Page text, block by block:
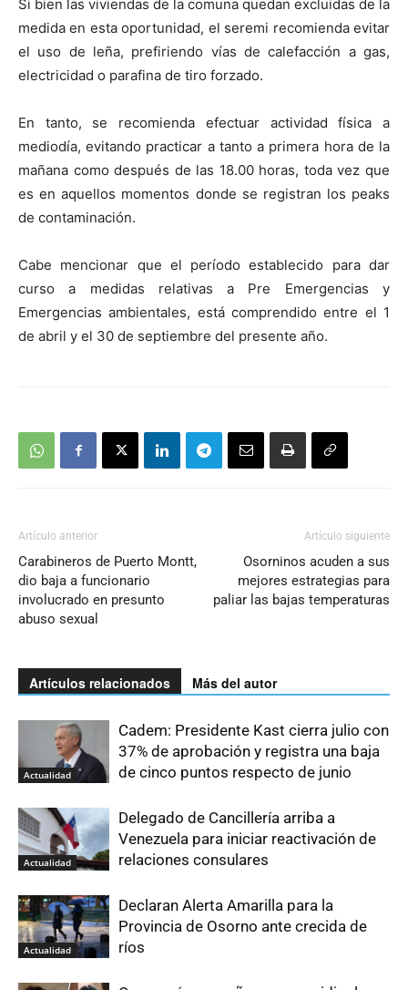
Si bien las viviendas de la comuna quedan excluidas de la
medida en esta oportunidad, el seremi recomienda evitar
el uso de leña, prefiriendo vías de calefacción a gas,
electricidad o parafina de tiro forzado.
En tanto, se recomienda efectuar actividad física a
mediodía, evitando practicar a tanto a primera hora de la
mañana como después de las 18.00 horas, toda vez que
es en aquellos momentos donde se registran los peaks
de contaminación.
Cabe mencionar que el período establecido para dar
curso a medidas relativas a Pre Emergencias y
Emergencias ambientales, está comprendido entre el 1
de abril y el 30 de septiembre del presente año.
Artículo anterior
Carabineros de Puerto Montt,
dio baja a funcionario
involucrado en presunto
abuso sexual
Artículo siguiente
Osorninos acuden a sus
mejores estrategias para
paliar las bajas temperaturas
Artículos relacionados Más del autor
Actualidad
Cadem: Presidente Kast cierra julio con
37% de aprobación y registra una baja
de cinco puntos respecto de junio
Actualidad
Delegado de Cancillería arriba a
Venezuela para iniciar reactivación de
relaciones consulares
Actualidad
Declaran Alerta Amarilla para la
Provincia de Osorno ante crecida de
ríos